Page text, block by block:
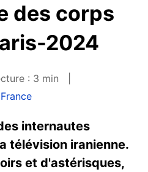
des corps
2024
: 3 min
internautes
télévision iranienne.
et d'astérisques,